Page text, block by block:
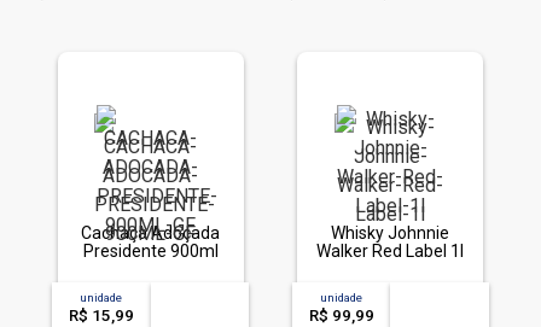
Cachaça Adoçada
Presidente 900ml
unidade
R$ 15,99
Whisky Johnnie
Walker Red Label 1l
unidade
R$ 99,99